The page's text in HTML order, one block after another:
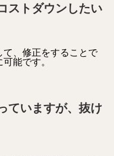
ストダウンしたい
、修正をすることで
能です。
ていますが、抜け